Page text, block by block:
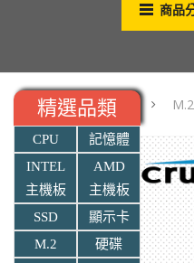
商品
精選品類
CPU
記憶體
INTEL
主機板
AMD
主機板
SSD
顯示卡
M.2
硬碟